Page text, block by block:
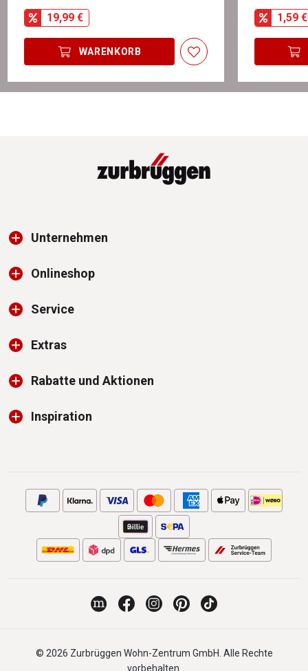
19,99 €
WARENKORB
1,59 €
Unternehmen
Onlineshop
Service
Extras
Rabatte und Aktionen
Inspiration
© 2026 Zurbrüggen Wohn-Zentrum GmbH. Alle Rechte
vorbehalten.